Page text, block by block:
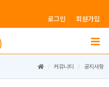
로그인
회원가입
커뮤니티 공지사항